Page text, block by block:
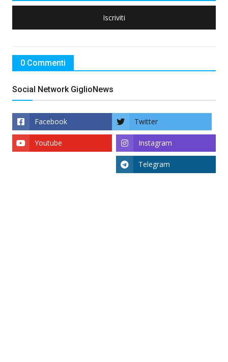
Iscriviti
0 Commenti
Social Network GiglioNews
Facebook Twitter
Instagram
Youtube
Telegram